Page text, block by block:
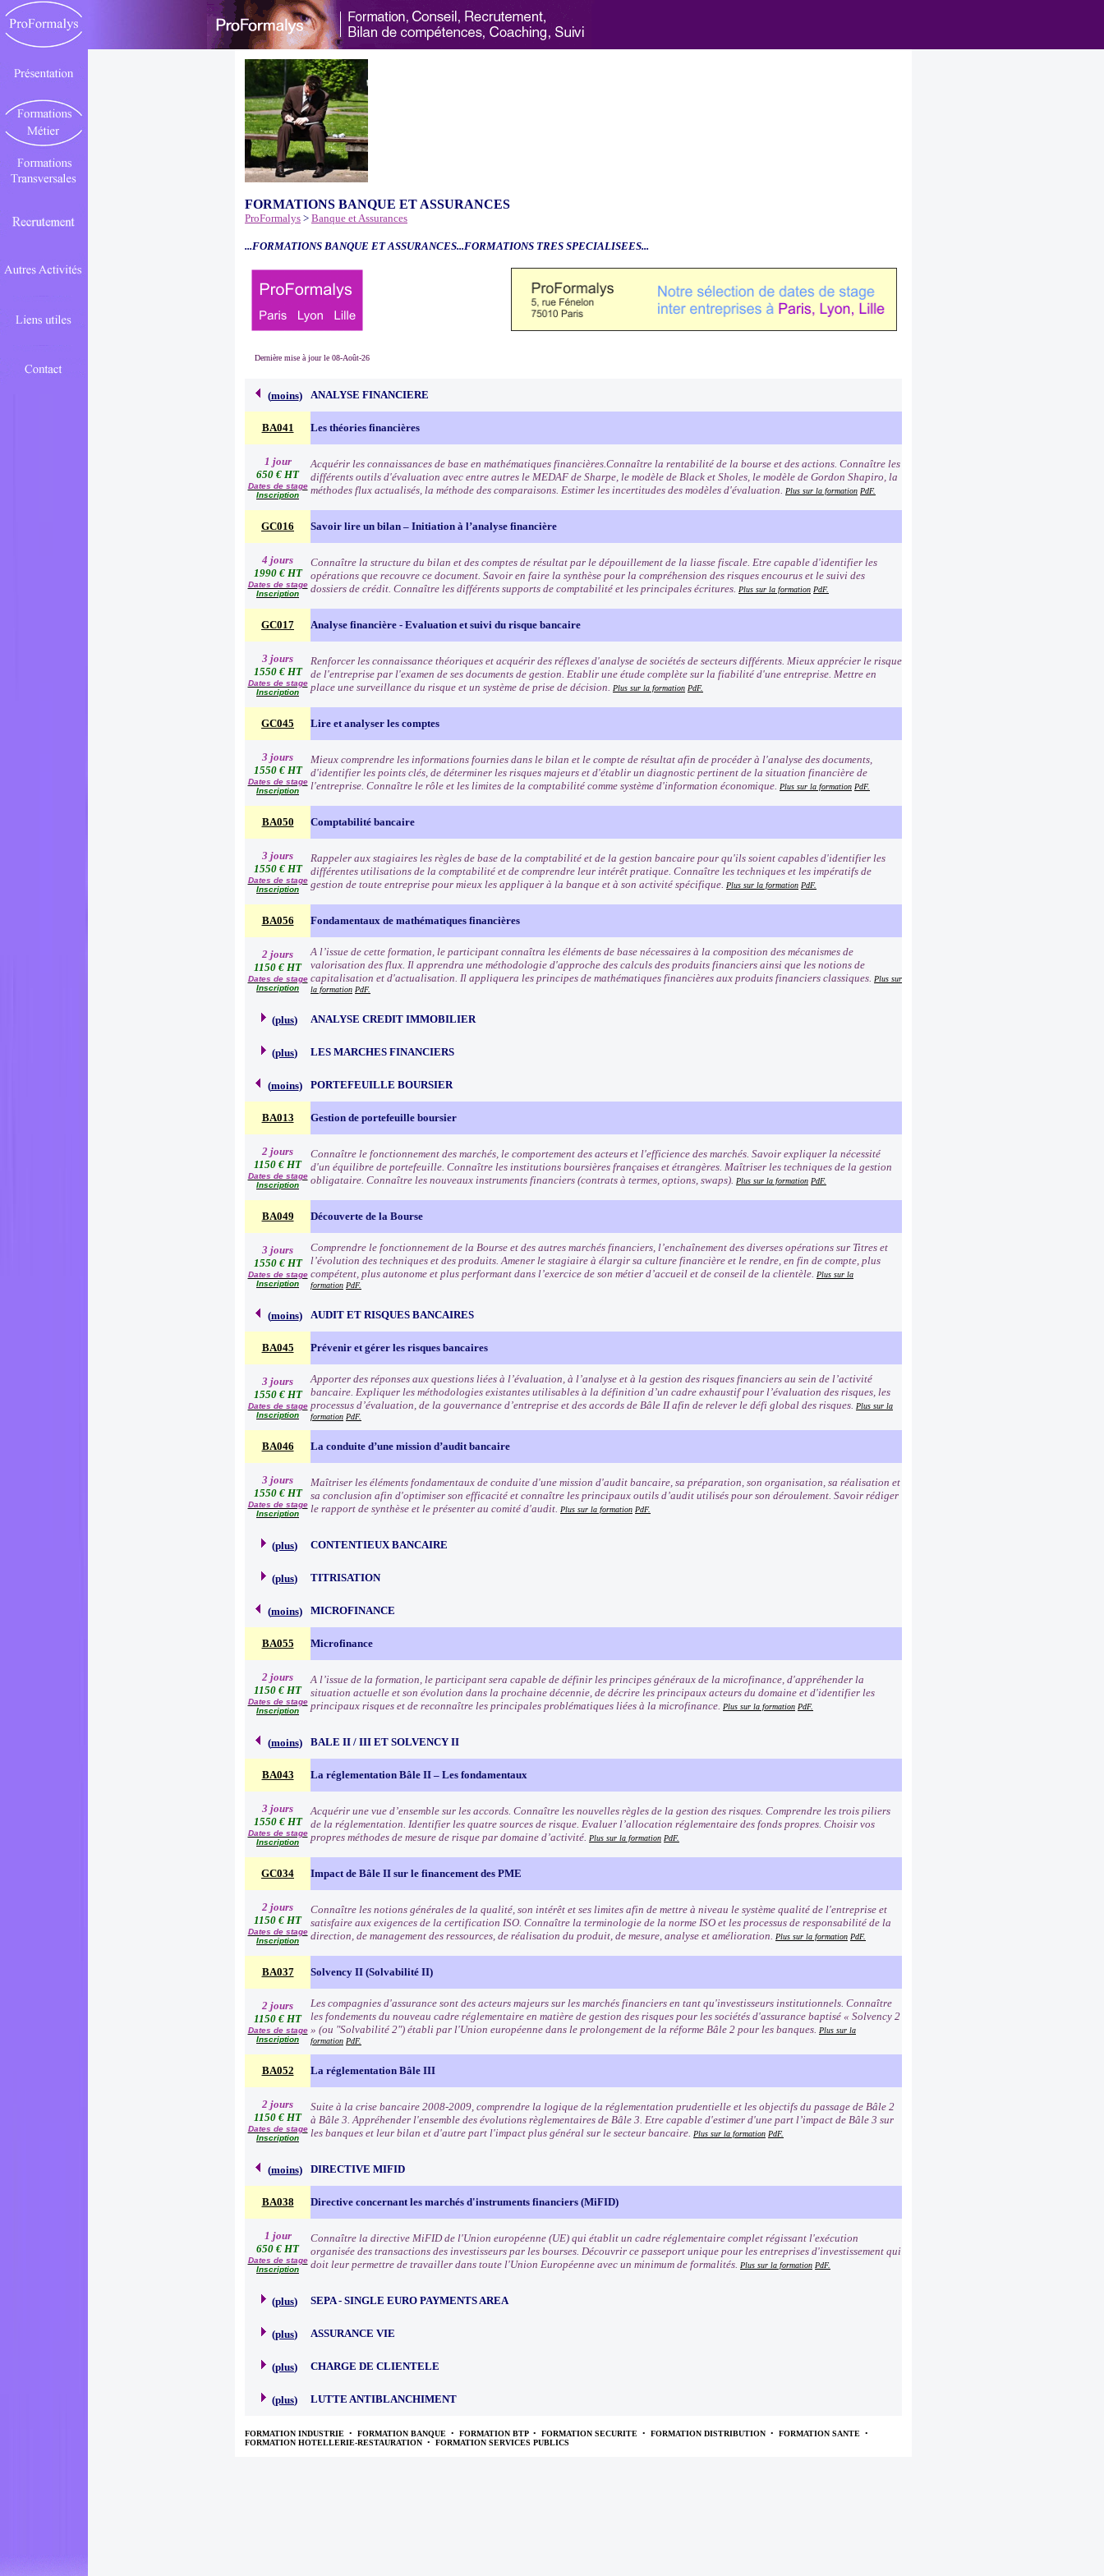
FORMATIONS BANQUE ET ASSURANCES
ProFormalys > Banque et Assurances
...FORMATIONS BANQUE ET ASSURANCES...FORMATIONS TRES SPECIALISEES...
Dernière mise à jour le 08-Août-26
(moins) ANALYSE FINANCIERE
BA041 Les théories financières
1 jour
650 € HT
Dates de stage
Inscription
Acquérir les connaissances de base en mathématiques financières.Connaître la rentabilité de la bourse et des actions. Connaître les
différents outils d'évaluation avec entre autres le MEDAF de Sharpe, le modèle de Black et Sholes, le modèle de Gordon Shapiro, la
méthodes flux actualisés, la méthode des comparaisons. Estimer les incertitudes des modèles d'évaluation. Plus sur la formation PdF.
GC016 Savoir lire un bilan – Initiation à l’analyse financière
4 jours
1990 € HT
Dates de stage
Inscription
Connaître la structure du bilan et des comptes de résultat par le dépouillement de la liasse fiscale. Etre capable d'identifier les
opérations que recouvre ce document. Savoir en faire la synthèse pour la compréhension des risques encourus et le suivi des
dossiers de crédit. Connaître les différents supports de comptabilité et les principales écritures. Plus sur la formation PdF.
GC017 Analyse financière - Evaluation et suivi du risque bancaire
3 jours
1550 € HT
Dates de stage
Inscription
Renforcer les connaissance théoriques et acquérir des réflexes d'analyse de sociétés de secteurs différents. Mieux apprécier le risque
de l'entreprise par l'examen de ses documents de gestion. Etablir une étude complète sur la fiabilité d'une entreprise. Mettre en
place une surveillance du risque et un système de prise de décision. Plus sur la formation PdF.
GC045 Lire et analyser les comptes
3 jours
1550 € HT
Dates de stage
Inscription
Mieux comprendre les informations fournies dans le bilan et le compte de résultat afin de procéder à l'analyse des documents,
d'identifier les points clés, de déterminer les risques majeurs et d'établir un diagnostic pertinent de la situation financière de
l'entreprise. Connaître le rôle et les limites de la comptabilité comme système d'information économique. Plus sur la formation PdF.
BA050 Comptabilité bancaire
3 jours
1550 € HT
Dates de stage
Inscription
Rappeler aux stagiaires les règles de base de la comptabilité et de la gestion bancaire pour qu'ils soient capables d'identifier les
différentes utilisations de la comptabilité et de comprendre leur intérêt pratique. Connaître les techniques et les impératifs de
gestion de toute entreprise pour mieux les appliquer à la banque et à son activité spécifique. Plus sur la formation PdF.
BA056 Fondamentaux de mathématiques financières
2 jours
1150 € HT
Dates de stage
Inscription
A l’issue de cette formation, le participant connaîtra les éléments de base nécessaires à la composition des mécanismes de
valorisation des flux. Il apprendra une méthodologie d'approche des calculs des produits financiers ainsi que les notions de
capitalisation et d'actualisation. Il appliquera les principes de mathématiques financières aux produits financiers classiques. Plus sur
la formation PdF.
(plus) ANALYSE CREDIT IMMOBILIER
(plus) LES MARCHES FINANCIERS
(moins) PORTEFEUILLE BOURSIER
BA013 Gestion de portefeuille boursier
2 jours
1150 € HT
Dates de stage
Inscription
Connaître le fonctionnement des marchés, le comportement des acteurs et l'efficience des marchés. Savoir expliquer la nécessité
d'un équilibre de portefeuille. Connaître les institutions boursières françaises et étrangères. Maîtriser les techniques de la gestion
obligataire. Connaître les nouveaux instruments financiers (contrats à termes, options, swaps). Plus sur la formation PdF.
BA049 Découverte de la Bourse
3 jours
1550 € HT
Dates de stage
Inscription
Comprendre le fonctionnement de la Bourse et des autres marchés financiers, l’enchaînement des diverses opérations sur Titres et
l’évolution des techniques et des produits. Amener le stagiaire à élargir sa culture financière et le rendre, en fin de compte, plus
compétent, plus autonome et plus performant dans l’exercice de son métier d’accueil et de conseil de la clientèle. Plus sur la
formation PdF.
(moins) AUDIT ET RISQUES BANCAIRES
BA045 Prévenir et gérer les risques bancaires
3 jours
1550 € HT
Dates de stage
Inscription
Apporter des réponses aux questions liées à l’évaluation, à l’analyse et à la gestion des risques financiers au sein de l’activité
bancaire. Expliquer les méthodologies existantes utilisables à la définition d’un cadre exhaustif pour l’évaluation des risques, les
processus d’évaluation, de la gouvernance d’entreprise et des accords de Bâle II afin de relever le défi global des risques. Plus sur la
formation PdF.
BA046 La conduite d’une mission d’audit bancaire
3 jours
1550 € HT
Dates de stage
Inscription
Maîtriser les éléments fondamentaux de conduite d'une mission d'audit bancaire, sa préparation, son organisation, sa réalisation et
sa conclusion afin d'optimiser son efficacité et connaître les principaux outils d’audit utilisés pour son déroulement. Savoir rédiger
le rapport de synthèse et le présenter au comité d'audit. Plus sur la formation PdF.
(plus) CONTENTIEUX BANCAIRE
(plus) TITRISATION
(moins) MICROFINANCE
BA055 Microfinance
2 jours
1150 € HT
Dates de stage
Inscription
A l’issue de la formation, le participant sera capable de définir les principes généraux de la microfinance, d'appréhender la
situation actuelle et son évolution dans la prochaine décennie, de décrire les principaux acteurs du domaine et d'identifier les
principaux risques et de reconnaître les principales problématiques liées à la microfinance. Plus sur la formation PdF.
(moins) BALE II / III ET SOLVENCY II
BA043 La réglementation Bâle II – Les fondamentaux
3 jours
1550 € HT
Dates de stage
Inscription
Acquérir une vue d’ensemble sur les accords. Connaître les nouvelles règles de la gestion des risques. Comprendre les trois piliers
de la réglementation. Identifier les quatre sources de risque. Evaluer l’allocation réglementaire des fonds propres. Choisir vos
propres méthodes de mesure de risque par domaine d’activité. Plus sur la formation PdF.
GC034 Impact de Bâle II sur le financement des PME
2 jours
1150 € HT
Dates de stage
Inscription
Connaître les notions générales de la qualité, son intérêt et ses limites afin de mettre à niveau le système qualité de l'entreprise et
satisfaire aux exigences de la certification ISO. Connaître la terminologie de la norme ISO et les processus de responsabilité de la
direction, de management des ressources, de réalisation du produit, de mesure, analyse et amélioration. Plus sur la formation PdF.
BA037 Solvency II (Solvabilité II)
2 jours
1150 € HT
Dates de stage
Inscription
Les compagnies d'assurance sont des acteurs majeurs sur les marchés financiers en tant qu'investisseurs institutionnels. Connaître
les fondements du nouveau cadre réglementaire en matière de gestion des risques pour les sociétés d'assurance baptisé « Solvency 2
» (ou "Solvabilité 2") établi par l'Union européenne dans le prolongement de la réforme Bâle 2 pour les banques. Plus sur la
formation PdF.
BA052 La réglementation Bâle III
2 jours
1150 € HT
Dates de stage
Inscription
Suite à la crise bancaire 2008-2009, comprendre la logique de la réglementation prudentielle et les objectifs du passage de Bâle 2
à Bâle 3. Appréhender l'ensemble des évolutions règlementaires de Bâle 3. Etre capable d'estimer d'une part l’impact de Bâle 3 sur
les banques et leur bilan et d'autre part l'impact plus général sur le secteur bancaire. Plus sur la formation PdF.
(moins) DIRECTIVE MIFID
BA038 Directive concernant les marchés d'instruments financiers (MiFID)
1 jour
650 € HT
Dates de stage
Inscription
Connaître la directive MiFID de l'Union européenne (UE) qui établit un cadre réglementaire complet régissant l'exécution
organisée des transactions des investisseurs par les bourses. Découvrir ce passeport unique pour les entreprises d'investissement qui
doit leur permettre de travailler dans toute l'Union Européenne avec un minimum de formalités. Plus sur la formation PdF.
(plus) SEPA - SINGLE EURO PAYMENTS AREA
(plus) ASSURANCE VIE
(plus) CHARGE DE CLIENTELE
(plus) LUTTE ANTIBLANCHIMENT
FORMATION INDUSTRIE • FORMATION BANQUE • FORMATION BTP • FORMATION SECURITE • FORMATION DISTRIBUTION • FORMATION SANTE •
FORMATION HOTELLERIE-RESTAURATION • FORMATION SERVICES PUBLICS